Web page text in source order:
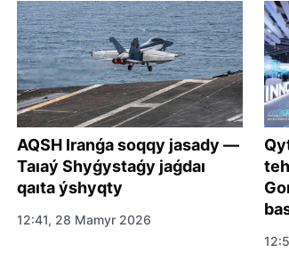
AQSH Iranǵa soqqy jasady —
Taıaý Shyǵystaǵy jaǵdaı
qaıta ýshyqty
12:41, 28 Mamyr 2026